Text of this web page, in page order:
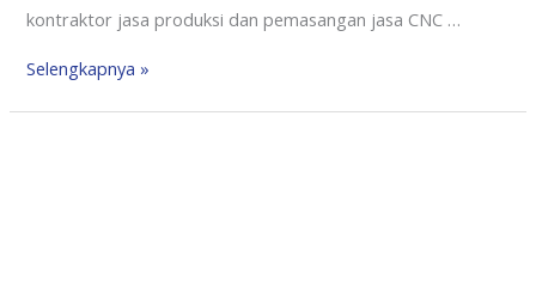
kontraktor jasa produksi dan pemasangan jasa CNC …
Selengkapnya »